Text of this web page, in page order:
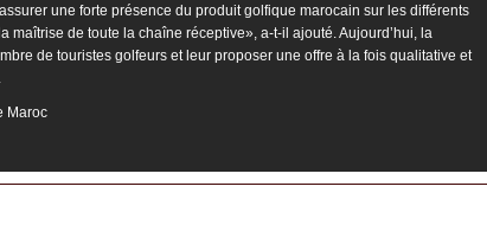
une forte présence du produit golfique marocain sur les différents
maîtrise de toute la chaîne réceptive», a-t-il ajouté. Aujourd’hui, la
de touristes golfeurs et leur proposer une offre à la fois qualitative et
Maroc